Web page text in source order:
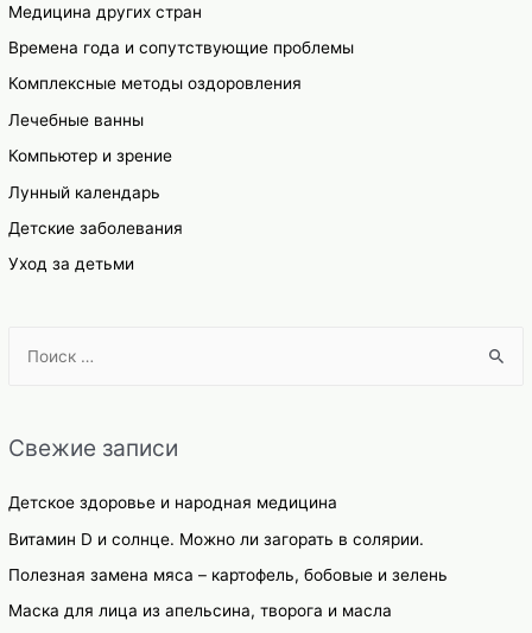
Медицина других стран
Времена года и сопутствующие проблемы
Комплексные методы оздоровления
Лечебные ванны
Компьютер и зрение
Лунный календарь
Детские заболевания
Уход за детьми
r
h
f
o
Свежие записи
Детское здоровье и народная медицина
Витамин D и солнце. Можно ли загорать в солярии.
Полезная замена мяса – картофель, бобовые и зелень
Маска для лица из апельсина, творога и масла